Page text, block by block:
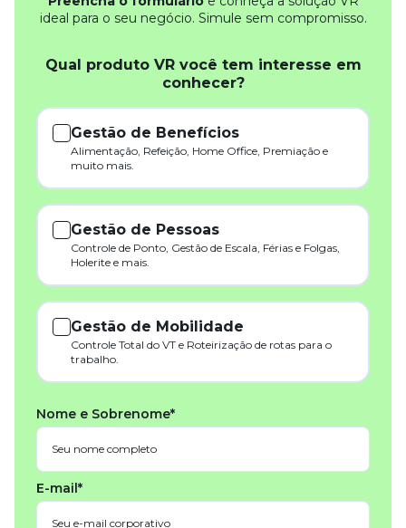
ideal para o seu negócio. Simule sem compromisso.
Qual produto VR você tem interesse em
conhecer?
Gestão de Benefícios
Alimentação, Refeição, Home Office, Premiação e
muito mais.
Gestão de Pessoas
Controle de Ponto, Gestão de Escala, Férias e Folgas,
Holerite e mais.
Gestão de Mobilidade
Controle Total do VT e Roteirização de rotas para o
trabalho.
Nome e Sobrenome*
E-mail*